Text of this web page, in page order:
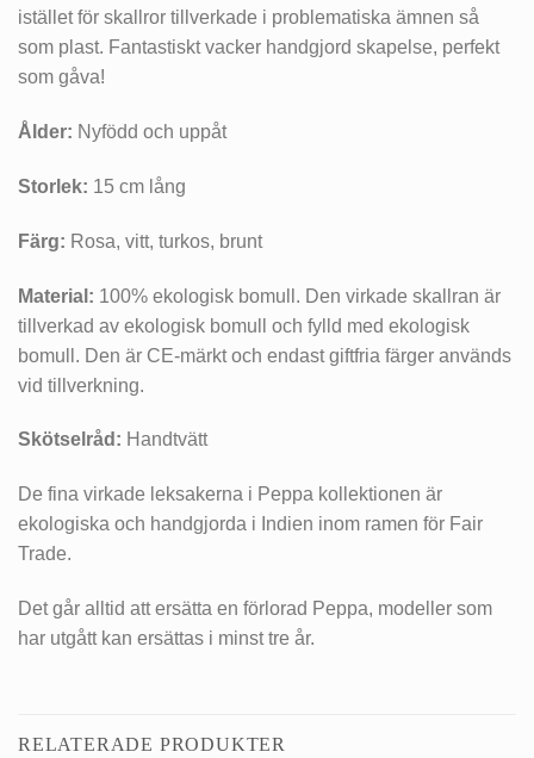
istället för skallror tillverkade i problematiska ämnen så
som plast. Fantastiskt vacker handgjord skapelse, perfekt
som gåva!
Ålder: Nyfödd och uppåt
Storlek: 15 cm lång
Färg: Rosa, vitt, turkos, brunt
Material: 100% ekologisk bomull. Den virkade skallran är
tillverkad av ekologisk bomull och fylld med ekologisk
bomull. Den är CE-märkt och endast giftfria färger används
vid tillverkning.
Skötselråd: Handtvätt
De fina virkade leksakerna i Peppa kollektionen är
ekologiska och handgjorda i Indien inom ramen för Fair
Trade.
Det går alltid att ersätta en förlorad Peppa, modeller som
har utgått kan ersättas i minst tre år.
RELATERADE PRODUKTER